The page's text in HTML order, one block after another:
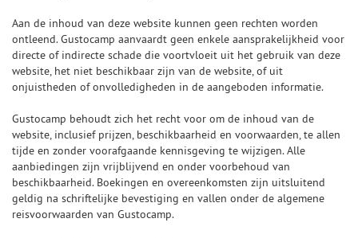
Aan de inhoud van deze website kunnen geen rechten worden
ontleend. Gustocamp aanvaardt geen enkele aansprakelijkheid voor
directe of indirecte schade die voortvloeit uit het gebruik van deze
website, het niet beschikbaar zijn van de website, of uit
onjuistheden of onvolledigheden in de aangeboden informatie.
Gustocamp behoudt zich het recht voor om de inhoud van de
website, inclusief prijzen, beschikbaarheid en voorwaarden, te allen
tijde en zonder voorafgaande kennisgeving te wijzigen. Alle
aanbiedingen zijn vrijblijvend en onder voorbehoud van
beschikbaarheid. Boekingen en overeenkomsten zijn uitsluitend
geldig na schriftelijke bevestiging en vallen onder de algemene
reisvoorwaarden van Gustocamp.